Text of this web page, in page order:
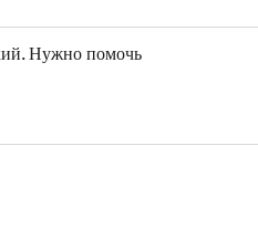
Нужно помочь